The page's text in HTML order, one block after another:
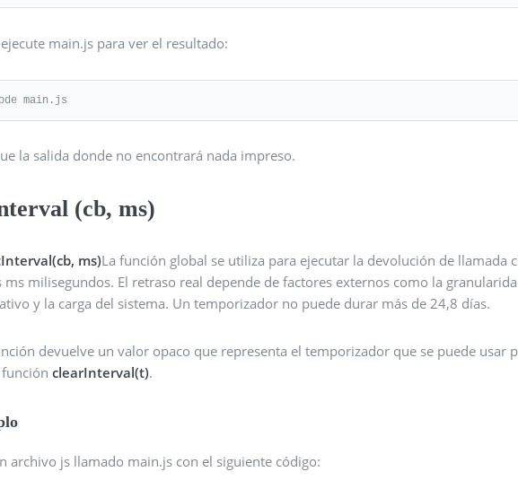
main.js para ver el resultado:
main.js
la salida donde no encontrará nada impreso.
(cb, ms)
ms)La función global se utiliza para ejecutar la devolución de llamada
ms milisegundos. El retraso real depende de factores externos como la
y la carga del sistema. Un temporizador no puede durar más de 24,8 días.
devuelve un valor opaco que representa el temporizador que se puede usar
funciónclearInterval(t).
archivo js llamado main.js con el siguiente código: